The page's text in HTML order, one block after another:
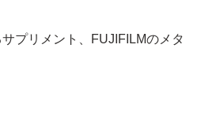
プリメント、FUJIFILMのメタ